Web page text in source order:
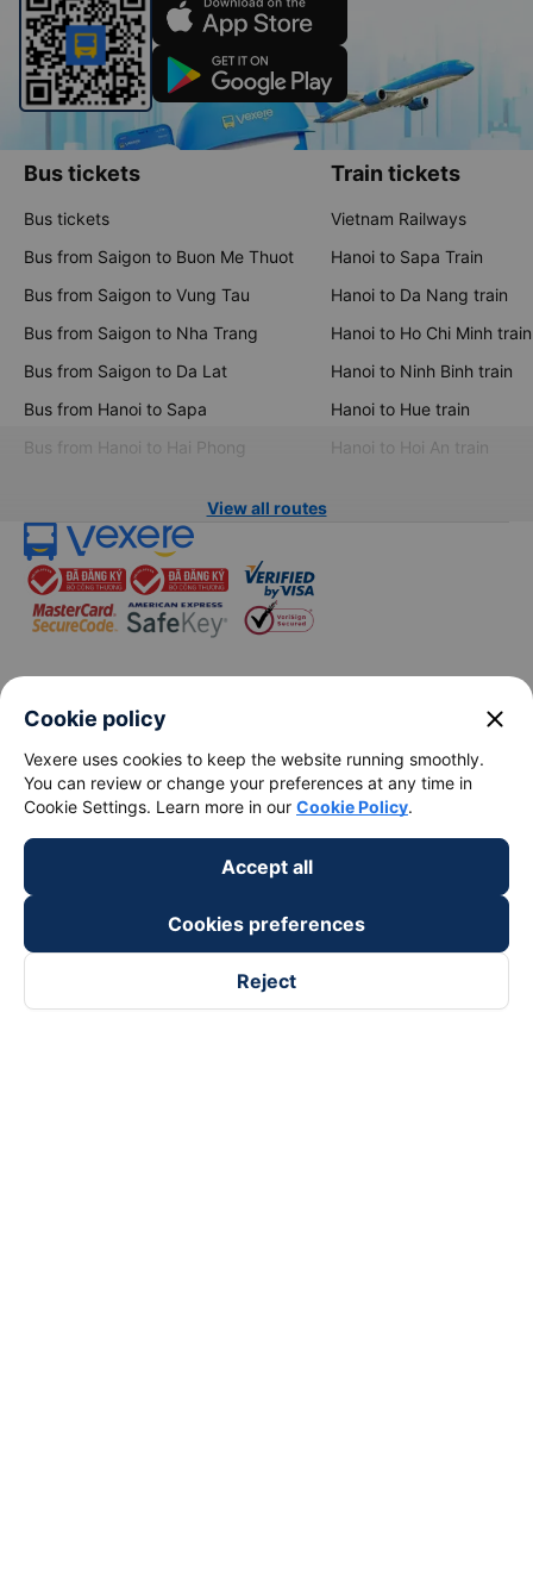
travel options
Download the Vexere app now
Bus tickets
Bus tickets
Bus from Saigon to Buon Me Thuot
Bus from Saigon to Vung Tau
Bus from Saigon to Nha Trang
Bus from Saigon to Da Lat
Bus from Hanoi to Hai Phong
Train tickets
Vietnam Railways
Hanoi to Sapa Train
Hanoi to Da Nang train
Hanoi to Ho Chi Minh train
Hanoi to Ninh Binh train
View all routes
About Us
Become a Partner
Payment partners
Cookie policy close
Vexere uses cookies to keep the website running smoothly.
You can review or change your preferences at any time in
Cookie Settings. Learn more in our Cookie Policy.
Accept all
Cookies preferences
Reject